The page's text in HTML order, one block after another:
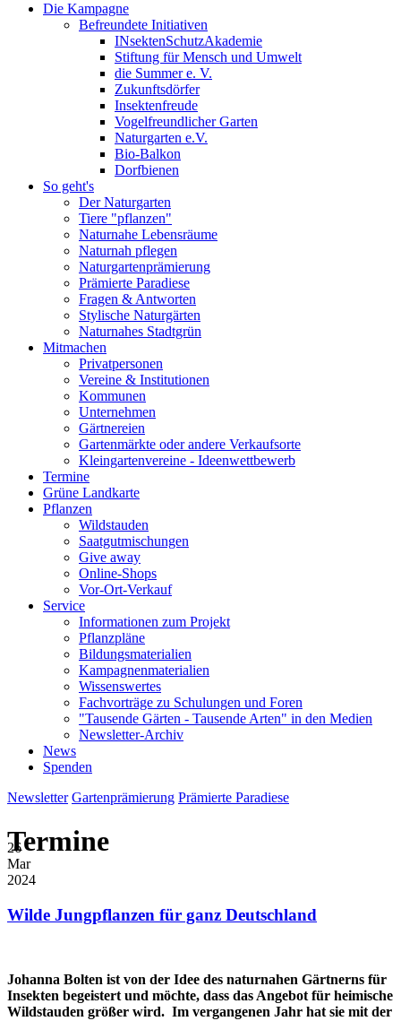
Die Kampagne
Befreundete Initiativen
INsektenSchutzAkademie
Stiftung für Mensch und Umwelt
die Summer e. V.
Zukunftsdörfer
Insektenfreude
Vogelfreundlicher Garten
Naturgarten e.V.
Bio-Balkon
Dorfbienen
So geht's
Der Naturgarten
Tiere "pflanzen"
Naturnahe Lebensräume
Naturnah pflegen
Naturgartenprämierung
Prämierte Paradiese
Fragen & Antworten
Stylische Naturgärten
Naturnahes Stadtgrün
Mitmachen
Privatpersonen
Vereine & Institutionen
Kommunen
Unternehmen
Gärtnereien
Gartenmärkte oder andere Verkaufsorte
Kleingartenvereine - Ideenwettbewerb
Termine
Grüne Landkarte
Pflanzen
Wildstauden
Saatgutmischungen
Give away
Online-Shops
Vor-Ort-Verkauf
Service
Informationen zum Projekt
Pflanzpläne
Bildungsmaterialien
Kampagnenmaterialien
Wissenswertes
Fachvorträge zu Schulungen und Foren
"Tausende Gärten - Tausende Arten" in den Medien
Newsletter-Archiv
News
Spenden
Newsletter Gartenprämierung Prämierte Paradiese
Termine
26
Mar
2024
Wilde Jungpflanzen für ganz Deutschland
Johanna Bolten ist von der Idee des naturnahen Gärtnerns für
Insekten begeistert und möchte, dass das Angebot für heimische
Wildstauden größer wird. Im vergangenen Jahr hat sie mit der